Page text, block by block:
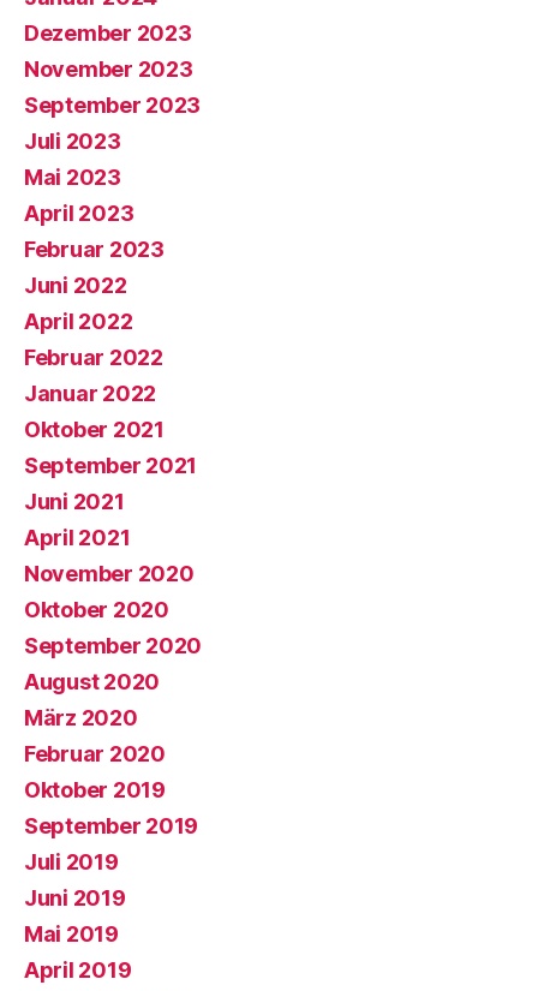
Dezember 2023
November 2023
September 2023
Juli 2023
Mai 2023
April 2023
Februar 2023
Juni 2022
April 2022
Februar 2022
Januar 2022
Oktober 2021
September 2021
Juni 2021
April 2021
November 2020
Oktober 2020
September 2020
August 2020
März 2020
Februar 2020
Oktober 2019
September 2019
Juli 2019
Juni 2019
Mai 2019
April 2019